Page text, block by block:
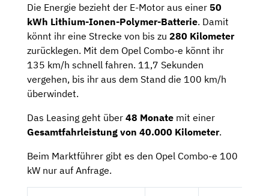
Die Energie bezieht der E-Motor aus einer 50
kWh Lithium-Ionen-Polymer-Batterie. Damit
könnt ihr eine Strecke von bis zu 280 Kilometer
zurücklegen. Mit dem Opel Combo-e könnt ihr
135 km/h schnell fahren. 11,7 Sekunden
vergehen, bis ihr aus dem Stand die 100 km/h
überwindet.
Das Leasing geht über 48 Monate mit einer
Gesamtfahrleistung von 40.000 Kilometer.
Beim Marktführer gibt es den Opel Combo-e 100
kW nur auf Anfrage.